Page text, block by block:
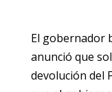
El gobernador
anunció que
devolución del